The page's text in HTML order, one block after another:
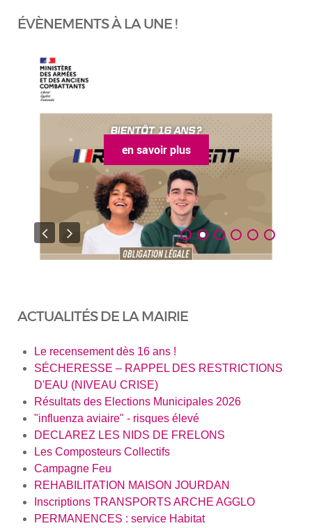
ÉVÈNEMENTS À LA UNE !
en savoir plus
ACTUALITÉS DE LA MAIRIE
Le recensement dès 16 ans !
SÉCHERESSE – RAPPEL DES RESTRICTIONS
D'EAU (NIVEAU CRISE)
Résultats des Elections Municipales 2026
"influenza aviaire" - risques élevé
DECLAREZ LES NIDS DE FRELONS
Les Composteurs Collectifs
Campagne Feu
REHABILITATION MAISON JOURDAN
Inscriptions TRANSPORTS ARCHE AGGLO
PERMANENCES : service Habitat